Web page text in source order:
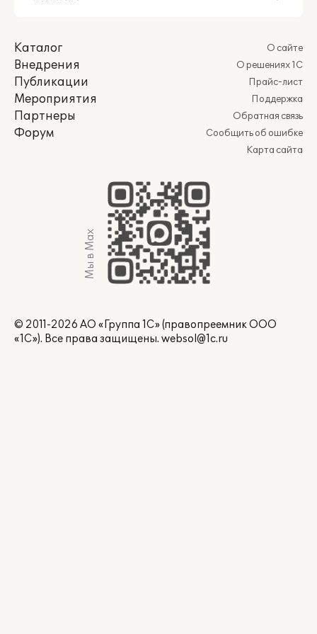
Каталог
Внедрения
Публикации
Мероприятия
Партнеры
Форум
О сайте
О решениях 1С
Прайс-лист
Поддержка
Обратная связь
Сообщить об ошибке
Карта сайта
Мы в Max
© 2011-2026 АО «Группа 1С» (правопреемник ООО
«1С»). Все права защищены. websol@1c.ru